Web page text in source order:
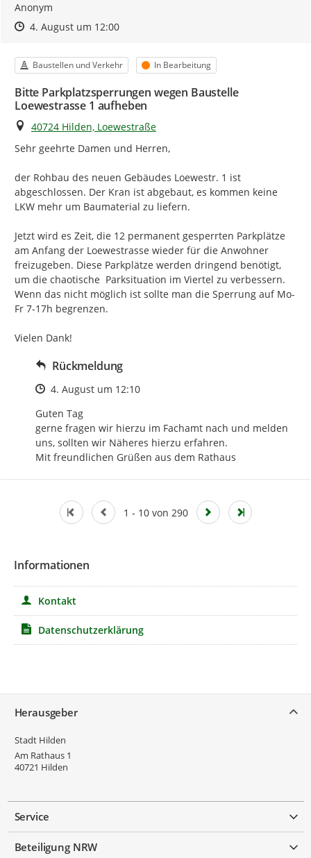
Anonym
Zeitpunkt des Erstellens
Zeitpunkt des Erstellens
4. August um 12:00Zur Äußerung
Kategorie
Baustellen und Verkehr Status
In Bearbeitung
Bitte Parkplatzsperrungen wegen Baustelle
Loewestrasse 1 aufheben
Ort
40724 Hilden, Loewestraße
Sehr geehrte Damen und Herren,
der Rohbau des neuen Gebäudes Loewestr. 1 ist
abgeschlossen. Der Kran ist abgebaut, es kommen keine
LKW mehr um Baumaterial zu liefern.
Jetzt wird es Zeit, die 12 permanent gesperrten Parkplätze
am Anfang der Loewestrasse wieder für die Anwohner
freizugeben. Diese Parkplätze werden dringend benötigt,
um die chaotische  Parksituation im Viertel zu verbessern.
Wenn das nicht möglich ist sollte man die Sperrung auf Mo-
Fr 7-17h begrenzen.
Vielen Dank!
Rückmeldung
Zeitpunkt des Erstellens
4. August um 12:10
Guten Tag
gerne fragen wir hierzu im Fachamt nach und melden
uns, sollten wir Näheres hierzu erfahren.
Mit freundlichen Grüßen aus dem Rathaus
1 - 10 von 290
Informationen
Kontakt
Datenschutzerklärung
Herausgeber
Stadt Hilden
Am Rathaus 1
40721 Hilden
Service
Beteiligung NRW